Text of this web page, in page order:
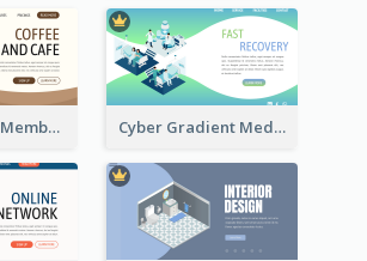
Vintage Cafe Membership Registration Page With Isometric Graphics Cyber Gradient Medical Appointment Banner With Isometric Diagram